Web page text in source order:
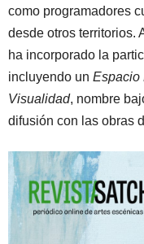
como programadores
desde otros territorios.
ha incorporado la
incluyendo un Espacio
Visualidad, nombre
difusión con las obras